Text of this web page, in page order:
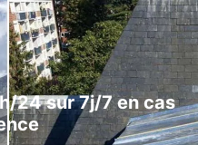
24 sur 7j/7 en cas